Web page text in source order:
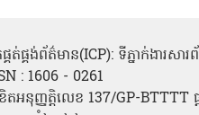
ផ្គត់ផ្គង់ព័ត៌មាន(ICP): ទីភ្នាក់ងារស
: 1606 - 0261
អនុញ្ញត្តិលេខ 137/GP-BTTTT